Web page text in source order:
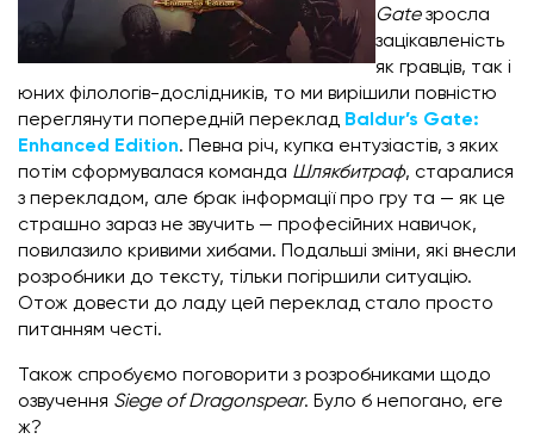
Gateзросла
зацікавленість
як гравців, так і
юних філологів-дослідників, то ми вирішили повністю
переглянути попередній переклад Baldur’s Gate:
Enhanced Edition. Певна річ, купка ентузіастів, з яких
потім сформувалася команда Шлякбитраф, старалися
з перекладом, але брак інформації про гру та — як це
страшно зараз не звучить — професійних навичок,
повилазило кривими хибами. Подальші зміни, які внесли
розробники до тексту, тільки погіршили ситуацію.
Отож довести до ладу цей переклад стало просто
питанням честі.
Також спробуємо поговорити з розробниками щодо
озвучення Siege of Dragonspear. Було б непогано, еге
ж?